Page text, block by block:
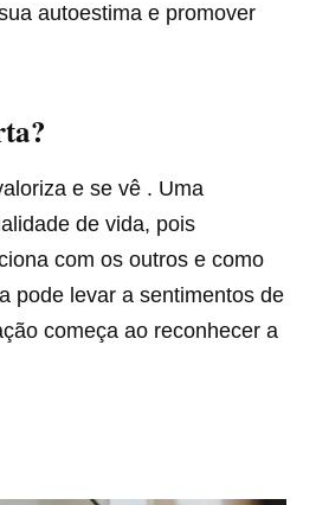
autoestima e promover
e se vê . Uma
de vida, pois
com os outros e como
pode levar a sentimentos de
começa ao reconhecer a